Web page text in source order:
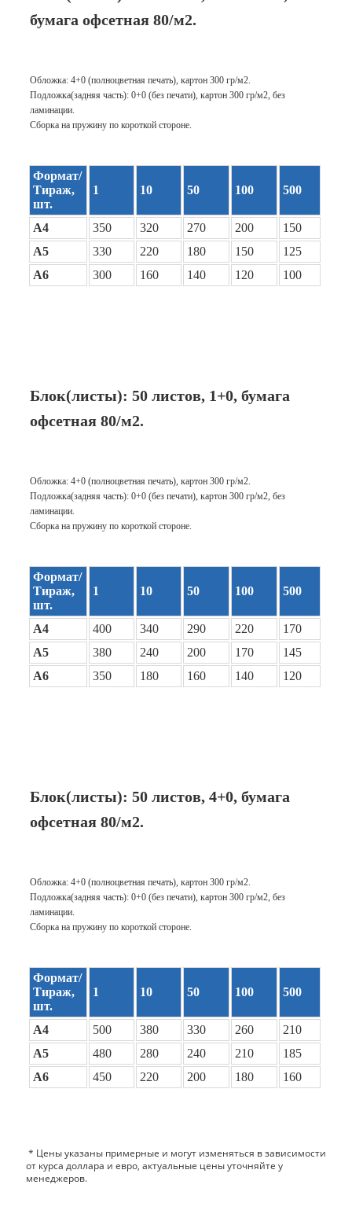
бумага офсетная 80/м2.
Обложка: 4+0 (полноцветная печать), картон 300 гр/м2.
Подложка(задняя часть): 0+0 (без печати), картон 300 гр/м2, без
ламинации.
Сборка на пружину по короткой стороне.
Формат/
Тираж,
шт.
1 10 50 100 500
А4 350 320 270 200
150
А5
330 220 180 150
125
А6
300 160 140 120 100
Блок(листы): 50 листов, 1+0, бумага
офсетная 80/м2.
Обложка: 4+0 (полноцветная печать), картон 300 гр/м2.
Подложка(задняя часть): 0+0 (без печати), картон 300 гр/м2, без
ламинации.
Сборка на пружину по короткой стороне.
Формат/
Тираж,
шт.
1 10 50 100 500
А4 400 340 290 220
170
А5
380 240 200 170
145
А6
350 180 160 140 120
Блок(листы): 50 листов, 4+0, бумага
офсетная 80/м2.
Обложка: 4+0 (полноцветная печать), картон 300 гр/м2.
Подложка(задняя часть): 0+0 (без печати), картон 300 гр/м2, без
ламинации.
Сборка на пружину по короткой стороне.
Формат/
Тираж,
шт.
1 10 50 100 500
А4 500 380 330 260
210
А5
480 280 240 210
185
А6
450 220 200 180 160
* Цены указаны примерные и могут изменяться в зависимости
от курса доллара и евро, актуальные цены уточняйте у
менеджеров.